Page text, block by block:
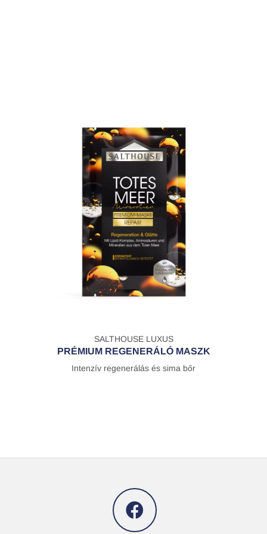
SALTHOUSE LUXUS
PRÉMIUM REGENERÁLÓ MASZK
Intenzív regenerálás és sima bőr